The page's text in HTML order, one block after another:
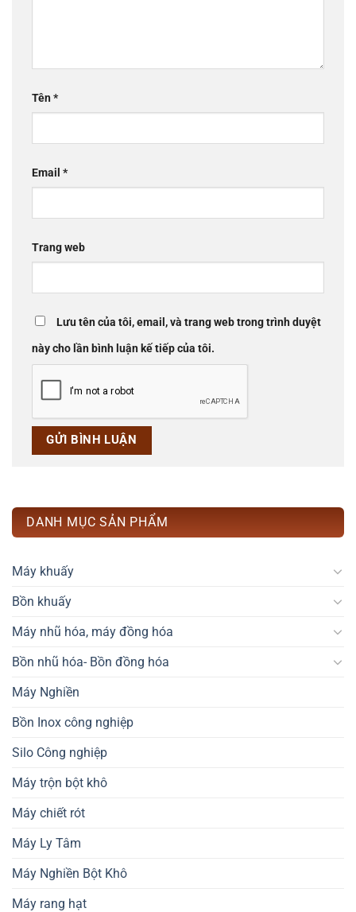
Tên*
Email *
Trang web
Lưu tên của tôi, email, và trang web trong trình duyệt
này cho lần bình luận kế tiếp của tôi.
DANH MỤC SẢN PHẨM
Máy khuấy
Bồn khuấy
Máy nhũ hóa, máy đồng hóa
Bồn nhũ hóa- Bồn đồng hóa
Máy Nghiền
Bồn Inox công nghiệp
Silo Công nghiệp
Máy trộn bột khô
Máy chiết rót
Máy Ly Tâm
Máy Nghiền Bột Khô
Máy rang hạt